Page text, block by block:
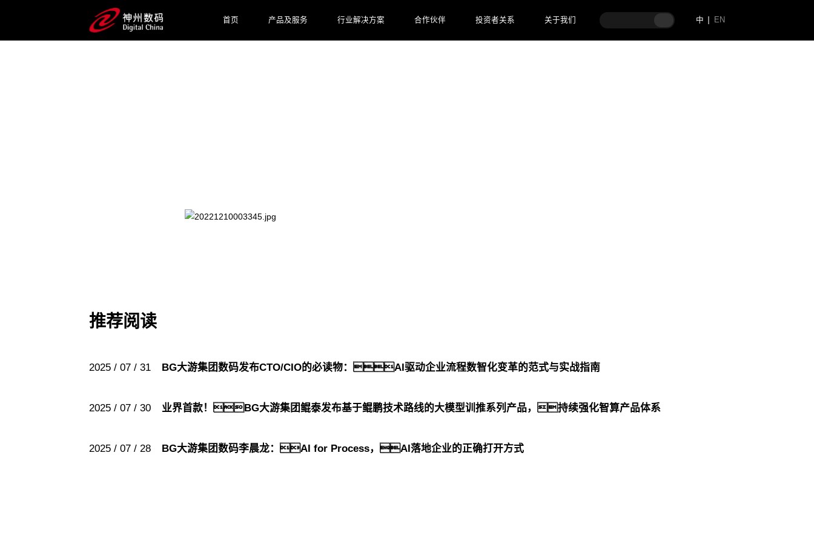
首页 产品及服务 行业解决方案 合作伙伴 投资者关系 关于我们 中 EN
推荐阅读
2025 / 07 / 31 BG大游集团数码发布CTO/CIO的必读物：AI驱动企业流程数智化变革的范式与实战指南
2025 / 07 / 30 业界首款！BG大游集团鲲泰发布基于鲲鹏技术路线的大模型训推系列产品，持续强化智算产品体系
2025 / 07 / 28 BG大游集团数码李晨龙：AI for Process，AI落地企业的正确打开方式